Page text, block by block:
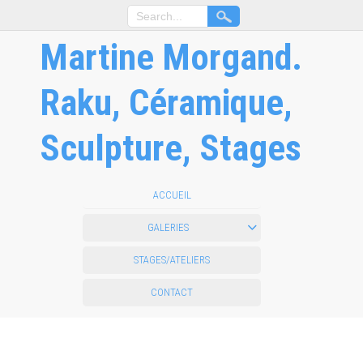
Martine Morgand.
Raku, Céramique,
Sculpture, Stages
ACCUEIL
GALERIES
STAGES/ATELIERS
CONTACT